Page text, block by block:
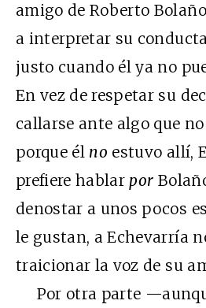
amigo de Roberto
a interpretar su
justo cuando él ya no
En vez de respetar su
callarse ante algo que
porque él no estuvo allí,
prefiere hablar por
denostar a unos pocos
le gustan, a Echevarría
traicionar la voz de su
Por otra parte